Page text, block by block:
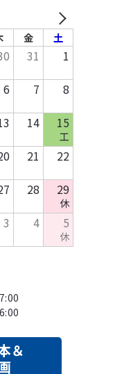
原稿作成方法
テンプレートDL
金 土
31
1
6 7
8
14 15
工
21
22
28 29
休
3 4 5
休
＆